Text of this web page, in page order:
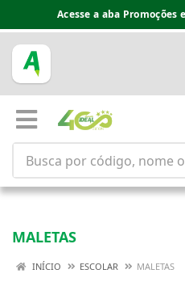
Espaço do Fornecedor
MALETAS
INÍCIO ESCOLAR MALETAS